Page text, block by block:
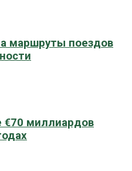
маршруты поездов
миллиардов